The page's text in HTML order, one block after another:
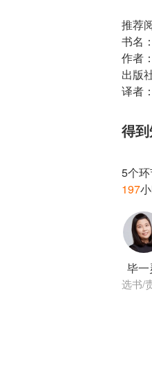
推荐
书名
作者
出版
译者
得
197
毕一
选书/